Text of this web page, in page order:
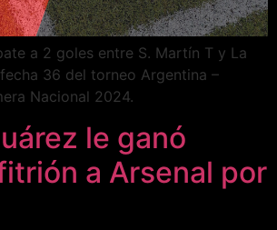
a 2 goles entre S. Martín T y La
36 del torneo Argentina –
Nacional 2024.
le ganó
a Arsenal por